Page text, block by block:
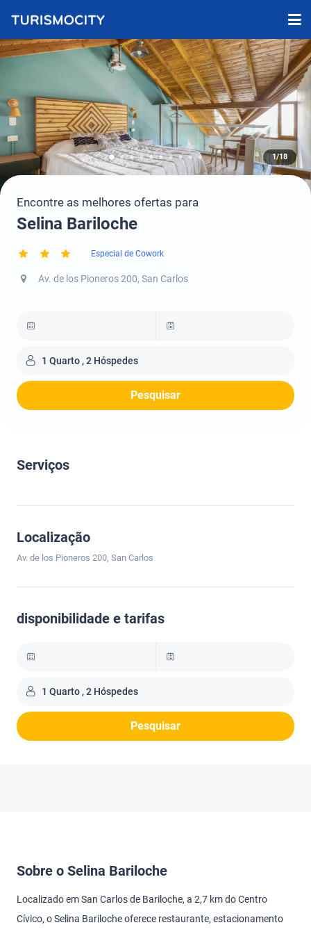
1/18
Encontre as melhores ofertas para
Selina Bariloche
Especial de Cowork
Av. de los Pioneros 200, San Carlos
1 Quarto , 2 Hóspedes
Pesquisar
Serviços
Localização
Av. de los Pioneros 200, San Carlos
disponibilidade e tarifas
1 Quarto , 2 Hóspedes
Pesquisar
Sobre o Selina Bariloche
Localizado em San Carlos de Bariloche, a 2,7 km do Centro
Cívico, o Selina Bariloche oferece restaurante, estacionamento